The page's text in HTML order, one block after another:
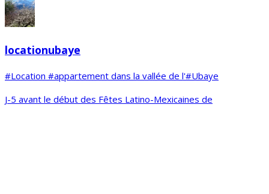
locationubaye
#Location #appartement dans la vallée de l'#Ubaye
J-5 avant le début des Fêtes Latino-Mexicaines de